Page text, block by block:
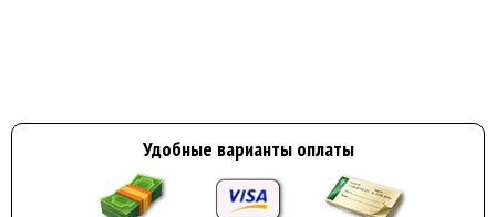
Удобные варианты оплаты